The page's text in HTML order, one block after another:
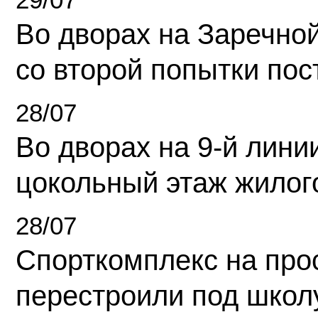
Во дворах на
со второй попытки
28/07
Во дворах на 9-й
цокольный этаж
28/07
Спорткомплекс на
перестроили под